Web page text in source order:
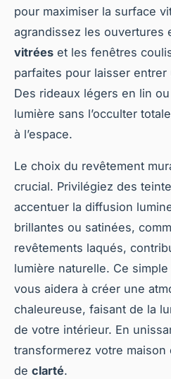
pour maximiser la surface
agrandissez les ouvertures
vitrées et les fenêtres
parfaites pour laisser entrer
Des rideaux légers en lin
lumière sans l’occulter
à l’espace.
Le choix du revêtement
crucial. Privilégiez des
accentuer la diffusion
brillantes ou satinées,
revêtements laqués,
lumière naturelle. Ce simple
vous aidera à créer une
chaleureuse, faisant de la
de votre intérieur. En
transformerez votre maison
de clarté.